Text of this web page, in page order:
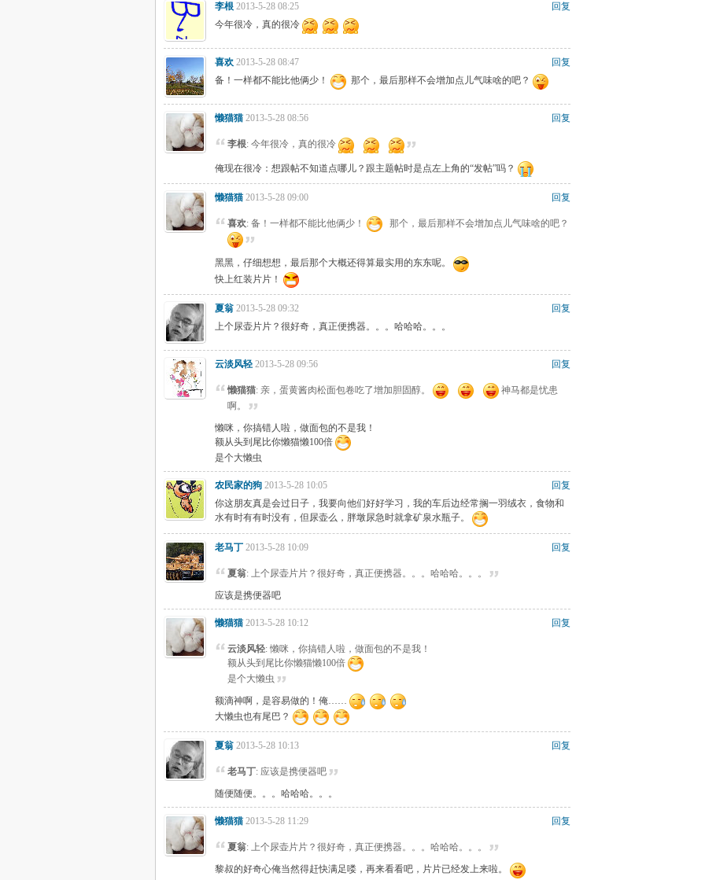
回复
李根 2013-5-28 08:25
今年很冷，真的很冷
回复
喜欢 2013-5-28 08:47
备！一样都不能比他俩少！
那个，最后那样不会增加点儿气味啥的吧？
回复
懒猫猫 2013-5-28 08:56
李根: 今年很冷，真的很冷
俺现在很冷：想跟帖不知道点哪儿？跟主题帖时是点左上角的“发帖”吗？
回复
懒猫猫 2013-5-28 09:00
喜欢: 备！一样都不能比他俩少！ 那个，最后那样不会增加点儿气味啥的吧？
黑黑，仔细想想，最后那个大概还得算最实用的东东呢。
快上红装片片！
回复
夏翁 2013-5-28 09:32
上个尿壶片片？很好奇，真正便携器。。。哈哈哈。。。
回复
云淡风轻 2013-5-28 09:56
懒猫猫: 亲，蛋黄酱肉松面包卷吃了增加胆固醇。
神马都是忧患
啊。
懒咪，你搞错人啦，做面包的不是我！
额从头到尾比你懒猫懒100倍
是个大懒虫
回复
农民家的狗 2013-5-28 10:05
你这朋友真是会过日子，我要向他们好好学习，我的车后边经常搁一羽绒衣，食物和
水有时有有时没有，但尿壶么，胖墩尿急时就拿矿泉水瓶子。
回复
老马丁 2013-5-28 10:09
夏翁: 上个尿壶片片？很好奇，真正便携器。。。哈哈哈。。。
应该是携便器吧
回复
懒猫猫 2013-5-28 10:12
云淡风轻: 懒咪，你搞错人啦，做面包的不是我！
额从头到尾比你懒猫懒100倍
是个大懒虫
额滴神啊，是容易做的！俺……
大懒虫也有尾巴？
回复
夏翁 2013-5-28 10:13
老马丁: 应该是携便器吧
随便随便。。。哈哈哈。。。
回复
懒猫猫 2013-5-28 11:29
夏翁: 上个尿壶片片？很好奇，真正便携器。。。哈哈哈。。。
黎叔的好奇心俺当然得赶快满足喽，再来看看吧，片片已经发上来啦。